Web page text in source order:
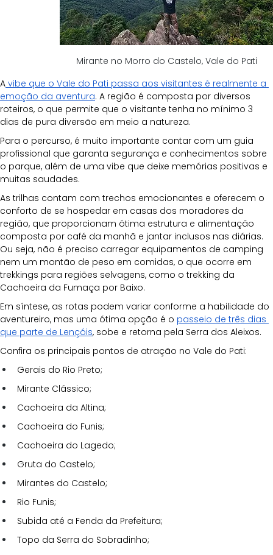
Mirante no Morro do Castelo, Vale do Pati
A vibe que o Vale do Pati passa aos visitantes é realmente a
emoção da aventura. A região é composta por diversos
roteiros, o que permite que o visitante tenha no mínimo 3
dias de pura diversão em meio a natureza.
Para o percurso, é muito importante contar com um guia
profissional que garanta segurança e conhecimentos sobre
o parque, além de uma vibe que deixe memórias positivas e
muitas saudades.
As trilhas contam com trechos emocionantes e oferecem o
conforto de se hospedar em casas dos moradores da
região, que proporcionam ótima estrutura e alimentação
composta por café da manhã e jantar inclusos nas diárias.
Ou seja, não é preciso carregar equipamentos de camping
nem um montão de peso em comidas, o que ocorre em
trekkings para regiões selvagens, como o trekking da
Cachoeira da Fumaça por Baixo.
Em síntese, as rotas podem variar conforme a habilidade do
aventureiro, mas uma ótima opção é o passeio de três dias
que parte de Lençóis, sobe e retorna pela Serra dos Aleixos.
Confira os principais pontos de atração no Vale do Pati:
Gerais do Rio Preto;
Mirante Clássico;
Cachoeira da Altina;
Cachoeira do Funis;
Cachoeira do Lagedo;
Gruta do Castelo;
Mirantes do Castelo;
Rio Funis;
Subida até a Fenda da Prefeitura;
Topo da Serra do Sobradinho;